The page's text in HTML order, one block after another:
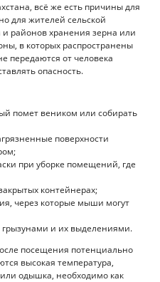
всё же есть причины для
для жителей сельской
районов хранения зерна или
в которых распространены
передаются от человека
опасность.
помет веником или собирать
поверхности
при уборке помещений, где
контейнерах;
через которые мыши могут
грызунами и их выделениями.
посещения потенциально
высокая температура,
одышка, необходимо как